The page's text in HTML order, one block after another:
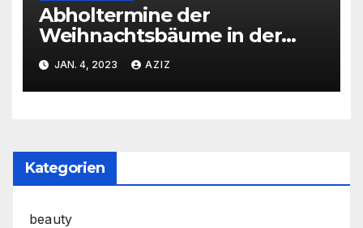
Abholtermine der
Weihnachtsbäume in der
Kernstadt und in den
Stadtteilen
JAN. 4, 2023 AZIZ
Kategorien
beauty